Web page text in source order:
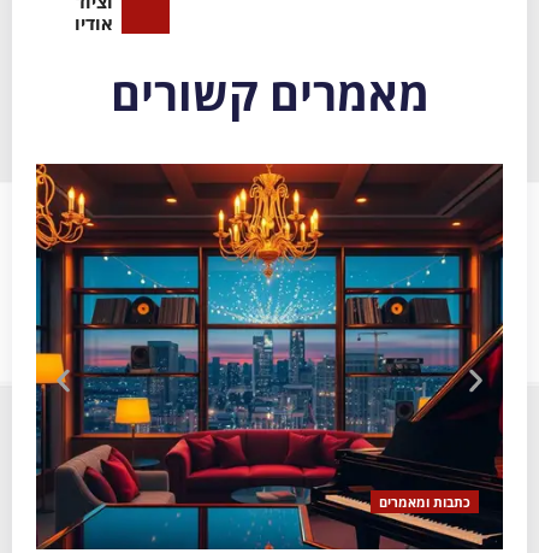
אודיו
מאמרים קשורים
כתבות ומאמרים